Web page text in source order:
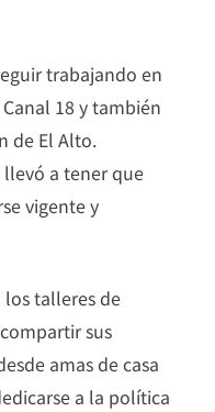
trabajando en
18 y también
de El Alto.
a tener que
vigente y
los talleres de
sus
amas de casa
a la política